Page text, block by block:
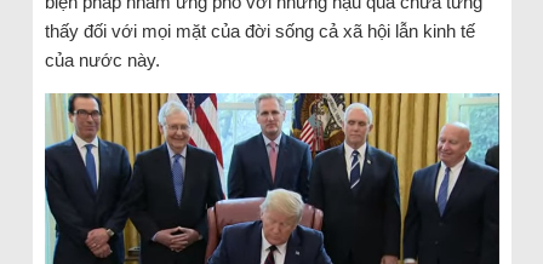
thấy đối với mọi mặt của đời sống cả xã hội lẫn kinh tế
của nước này.